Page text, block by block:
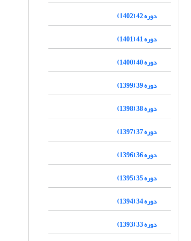
دوره 42 (1402)
دوره 41 (1401)
دوره 40 (1400)
دوره 39 (1399)
دوره 38 (1398)
دوره 37 (1397)
دوره 36 (1396)
دوره 35 (1395)
دوره 34 (1394)
دوره 33 (1393)